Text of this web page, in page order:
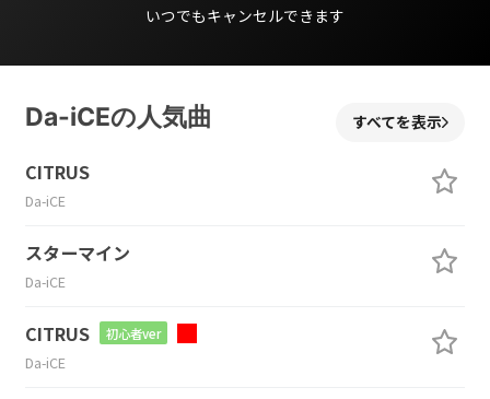
いつでもキャンセルできます
Da-iCEの人気曲 すべてを表示
CITRUS
Da-iCE
スターマイン
Da-iCE
CITRUS 初心者ver
Da-iCE